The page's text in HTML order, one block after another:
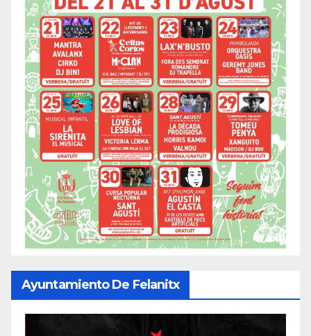
Ayuntamiento De Felanitx